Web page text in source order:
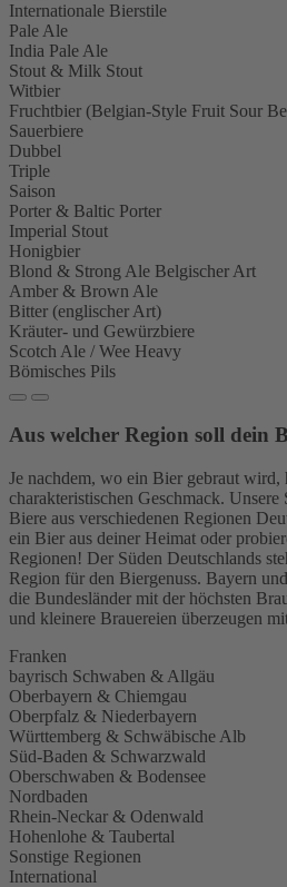
Internationale Bierstile
Pale Ale
India Pale Ale
Stout & Milk Stout
Witbier
Fruchtbier (Belgian-Style Fruit Sour
Sauerbiere
Dubbel
Triple
Saison
Porter & Baltic Porter
Imperial Stout
Honigbier
Blond & Strong Ale Belgischer Art
Amber & Brown Ale
Bitter (englischer Art)
Kräuter- und Gewürzbiere
Scotch Ale / Wee Heavy
Bömisches Pils
Aus welcher Region soll dein
Je nachdem, wo ein Bier gebraut wird,
charakteristischen Geschmack.
Biere aus verschiedenen Regionen
ein Bier aus deiner Heimat oder
Regionen! Der Süden Deutschlands
Region für den Biergenuss. Bayern
die Bundesländer mit der höchsten
und kleinere Brauereien überzeugen
Franken
bayrisch Schwaben & Allgäu
Oberbayern & Chiemgau
Oberpfalz & Niederbayern
Württemberg & Schwäbische Alb
Süd-Baden & Schwarzwald
Oberschwaben & Bodensee
Nordbaden
Rhein-Neckar & Odenwald
Hohenlohe & Taubertal
Sonstige Regionen
International